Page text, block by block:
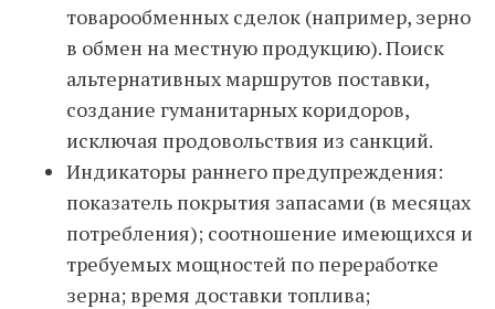
товарообменных сделок (например, зерно
в обмен на местную продукцию). Поиск
альтернативных маршрутов поставки,
создание гуманитарных коридоров,
исключая продовольствия из санкций.
Индикаторы раннего предупреждения:
показатель покрытия запасами (в месяцах
потребления); соотношение имеющихся и
требуемых мощностей по переработке
зерна; время доставки топлива;